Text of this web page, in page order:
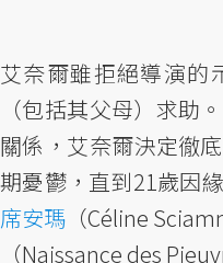
艾奈爾雖拒絕導演的
（包括其父母）求助
關係，艾奈爾決定徹
期憂鬱，直到21歲因
席安瑪 （Céline
（Naissance des